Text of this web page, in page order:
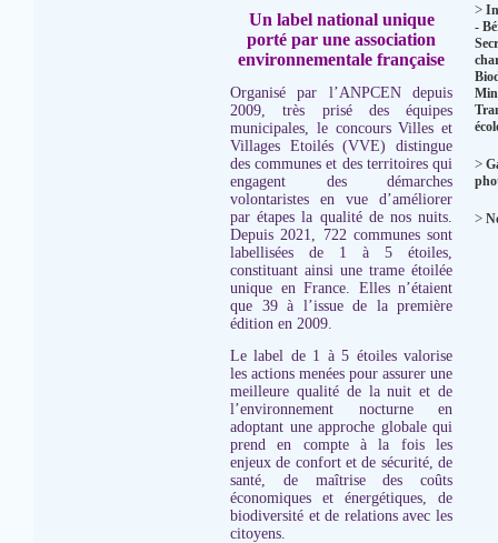
Un label national unique
porté par une association
environnementale française
Organisé par l’ANPCEN depuis
2009, très prisé des équipes
municipales, le concours Villes et
Villages Etoilés (VVE) distingue
des communes et des territoires qui
engagent des démarches
volontaristes en vue d’améliorer
par étapes la qualité de nos nuits.
Depuis 2021, 722 communes sont
labellisées de 1 à 5 étoiles,
constituant ainsi une trame étoilée
unique en France. Elles n’étaient
que 39 à l’issue de la première
édition en 2009.
Le label de 1 à 5 étoiles valorise
les actions menées pour assurer une
meilleure qualité de la nuit et de
l’environnement nocturne en
adoptant une approche globale qui
prend en compte à la fois les
enjeux de confort et de sécurité, de
santé, de maîtrise des coûts
économiques et énergétiques, de
biodiversité et de relations avec les
citoyens.
>
-
>
>